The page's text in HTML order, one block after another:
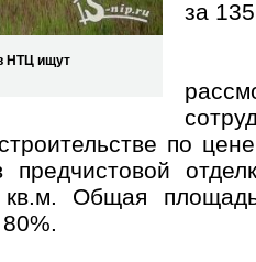
НТЦ ищут
за
по
предчистовой
кв.м. Общая